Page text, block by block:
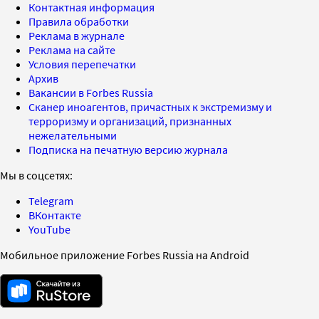
Контактная информация
Правила обработки
Реклама в журнале
Реклама на сайте
Условия перепечатки
Архив
Вакансии в Forbes Russia
Сканер иноагентов, причастных к экстремизму и
терроризму и организаций, признанных
нежелательными
Подписка на печатную версию журнала
Мы в соцсетях:
Telegram
ВКонтакте
YouTube
Мобильное приложение Forbes Russia на Android